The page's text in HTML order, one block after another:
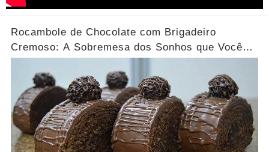
Rocambole de Chocolate com Brigadeiro
Cremoso: A Sobremesa dos Sonhos que Você